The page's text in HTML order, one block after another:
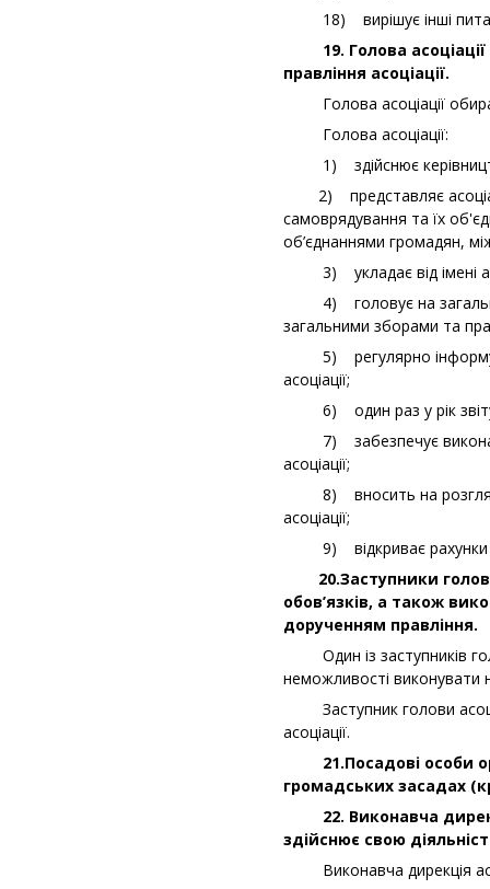
18) вирішує інші
19. Голова асоціації
правління асоціації.
Голова асоціації
Голова асоціації:
1) здійснює керівництво
2) представляє
самоврядування та їх
об’єднаннями громадян,
3) укладає від імені
4) головує на загальних
загальними зборами та
5) регулярно інформує
асоціації;
6) один раз у рік звітує
7) забезпечує
асоціації;
8) вносить на розгляд
асоціації;
9) відкриває рахунки в
20.Заступники голови
обов’язків, а також
дорученням правління.
Один із заступників
неможливості виконувати
Заступник голови
асоціації.
21.Посадові особи
громадських засадах
22. Виконавча
здійснює свою
Виконавча дирекція